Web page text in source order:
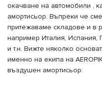
окачване на автомобили ,
амортисьор. Въпреки че
притежаваме складове и в
например Италия, Испания,
и т.н. Вижте няколко
именно на екипа на
въздушен амортисьор: